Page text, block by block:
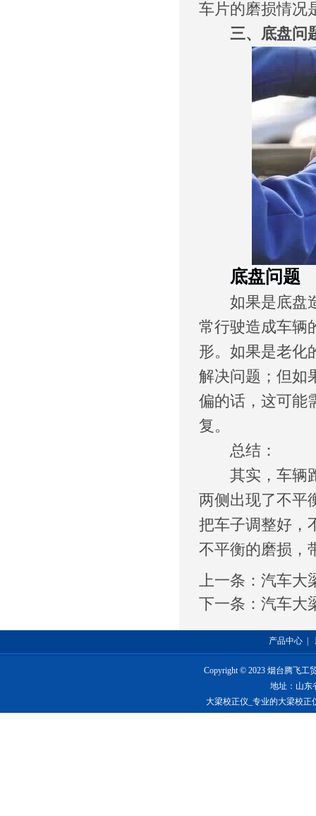
车片的磨损情况
三、底盘问
底盘问题
如果是底盘造
常行驶造成车辆
形。如果是老化
解决问题；但如
偏的话，这可能
复。
总结：
其实，车辆跑
两侧出现了不平
把车子调整好，
不平衡的磨损，
上一条： 汽车大
下一条： 汽车大
产品中心
Copyright © 2023 烟台腾飞工
地址：山东
大梁校正仪_专业的大梁校